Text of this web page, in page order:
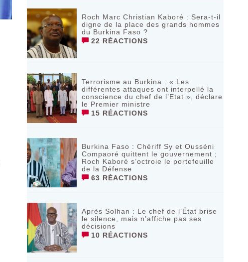
Roch Marc Christian Kaboré : Sera-t-il
digne de la place des grands hommes
du Burkina Faso ?
22 RÉACTIONS
Terrorisme au Burkina : « Les
différentes attaques ont interpellé la
conscience du chef de l’Etat », déclare
le Premier ministre
15 RÉACTIONS
Burkina Faso : Chériff Sy et Ousséni
Compaoré quittent le gouvernement ;
Roch Kaboré s’octroie le portefeuille
de la Défense
63 RÉACTIONS
Après Solhan : Le chef de l’État brise
le silence, mais n’affiche pas ses
décisions
10 RÉACTIONS